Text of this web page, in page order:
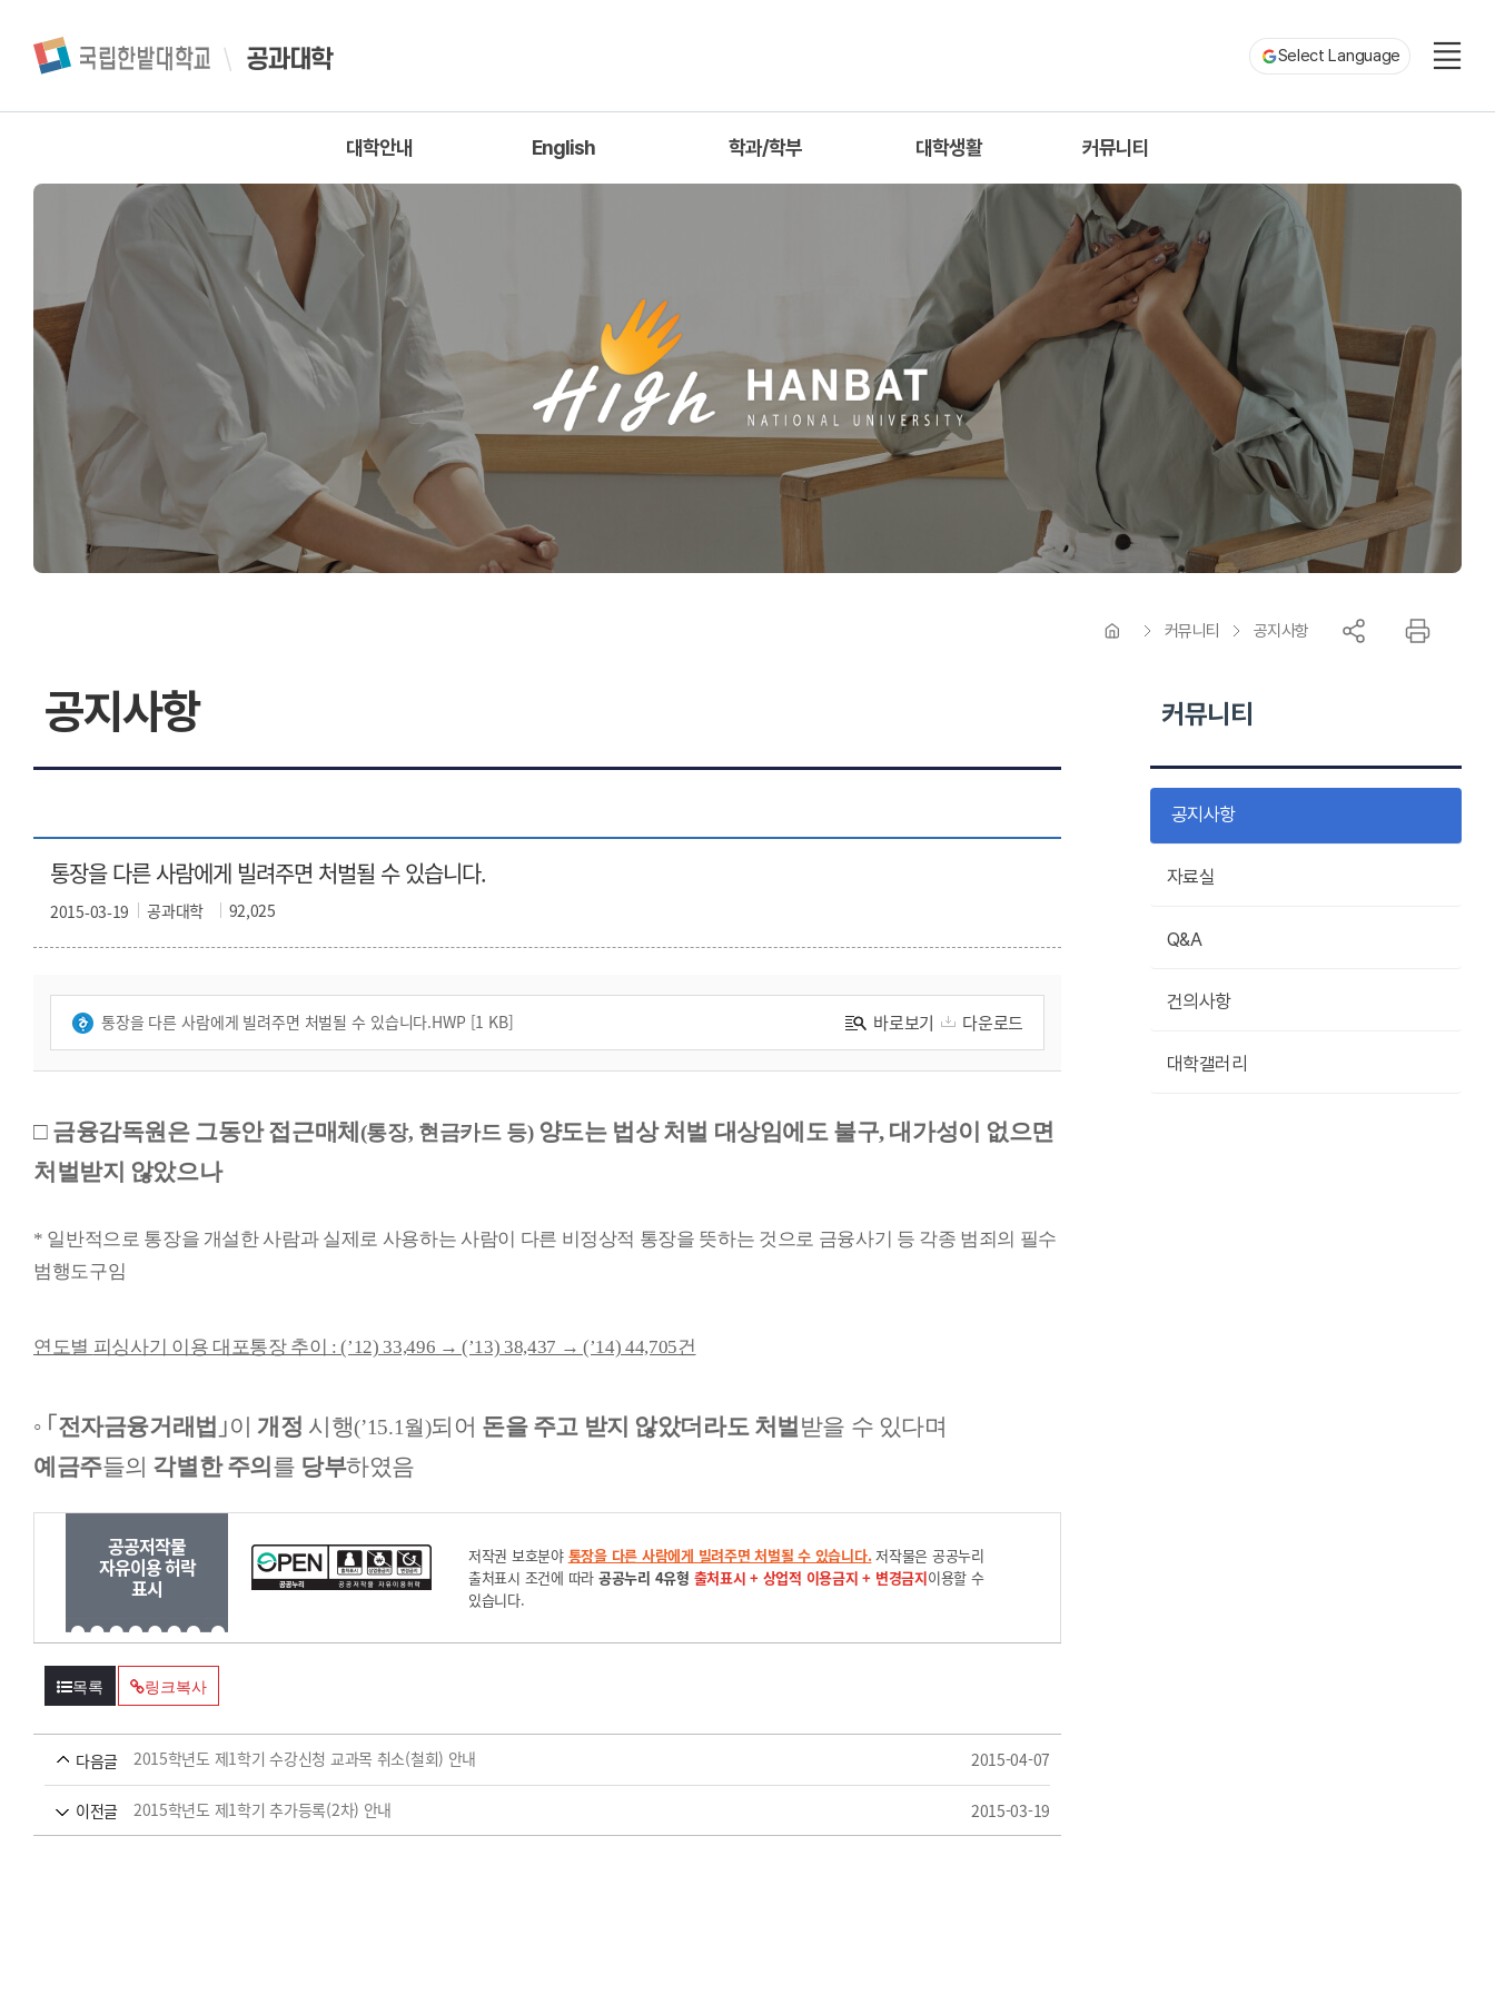
공과대학 Select Language
대학안내
인사말
대학 소개
연혁
행정조직
찾아오시는길
English
Professors
학과/학부
건축설비시스템공학과
신소재공학과
창의융합학과
대학생활
공학교육인증제
학사일정
장학정보
커뮤니티
공지사항
자료실
Q&A
건의사항
대학갤러리
커뮤니티
공지사항
자료실
Q&A
건의사항
대학갤러리
공지사항
커뮤니티 공지사항
통장을 다른 사람에게 빌려주면 처벌될 수 있습니다.
공과대학 92,025
2015-03-19
통장을 다른 사람에게 빌려주면 처벌될 수 있습니다.HWP [1 KB] 바로보기 다운로드
□ 금융감독원은 그동안접근매체 (통장, 현금카드 등) 양도는 법상 처벌 대상임에도 불구, 대가성이 없으면
처벌받지 않았으나
* 일반적으로 통장을 개설한 사람과 실제로 사용하는 사람이 다른 비정상적 통장을 뜻하는 것으로 금융사기 등 각종 범죄의 필수
범행도구임
연도별 피싱사기 이용 대포통장 추이 : (’12) 33,496 → (’13) 38,437 → (’14) 44,705건
◦ ｢ 전자금융거래법 ｣이개정 시행(’15.1월)되어 돈을 주고 받지 않았더라도 처벌 받을 수 있다며
예금주들의 각별한 주의 를 당부하였음
공공저작물
자유이용 허락
표시
저작권 보호분야 통장을 다른 사람에게 빌려주면 처벌될 수 있습니다.저작물은 공공누리
출처표시 조건에 따라 공공누리 4유형 출처표시 + 상업적 이용금지 + 변경금지이용할 수
있습니다.
목록 링크복사
다음글 2015학년도 제1학기 수강신청 교과목 취소(철회) 안내 2015-04-07
이전글 2015학년도 제1학기 추가등록(2차) 안내 2015-03-19